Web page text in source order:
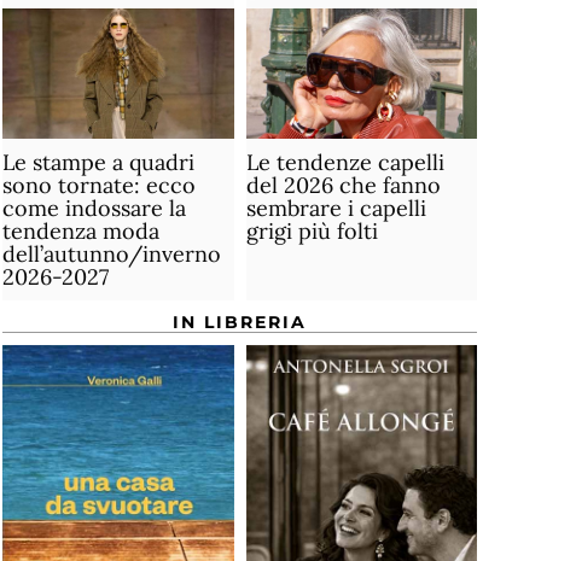
Le stampe a quadri
sono tornate: ecco
come indossare la
tendenza moda
dell’autunno/inverno
2026-2027
Le tendenze capelli
del 2026 che fanno
sembrare i capelli
grigi più folti
IN LIBRERIA